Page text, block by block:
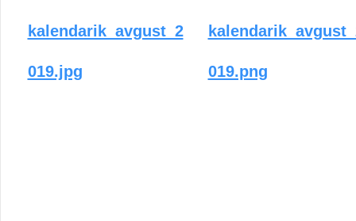
kalendarik_avgust_2
019.jpg 019.png